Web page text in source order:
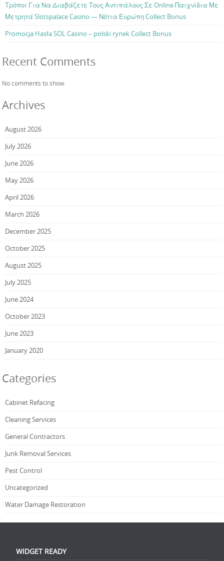
Τρόποι Για Να Διαβάζετε Τους Αντιπάλους Σε Online Παιχνίδια Με
Μετρητά Slotspalace Casino — Νότια Ευρώπη Collect Bonus
Promocja Hasła SOL Casino – polski rynek Collect Bonus
Recent Comments
No comments to show.
Archives
August 2026
July 2026
June 2026
May 2026
April 2026
March 2026
December 2025
October 2025
August 2025
July 2025
June 2024
October 2023
June 2023
January 2020
Categories
Cabinet Refacing
Cleaning Services
General Contractors
Junk Removal Services
Pest Control
Uncategorized
Water Damage Restoration
WIDGET READY